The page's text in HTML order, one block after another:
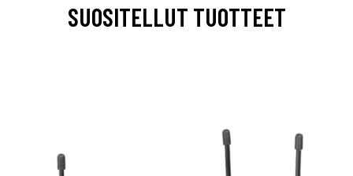
SUOSITELLUT TUOTTEET